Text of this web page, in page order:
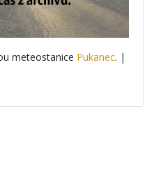
meteostanice Pukanec. |